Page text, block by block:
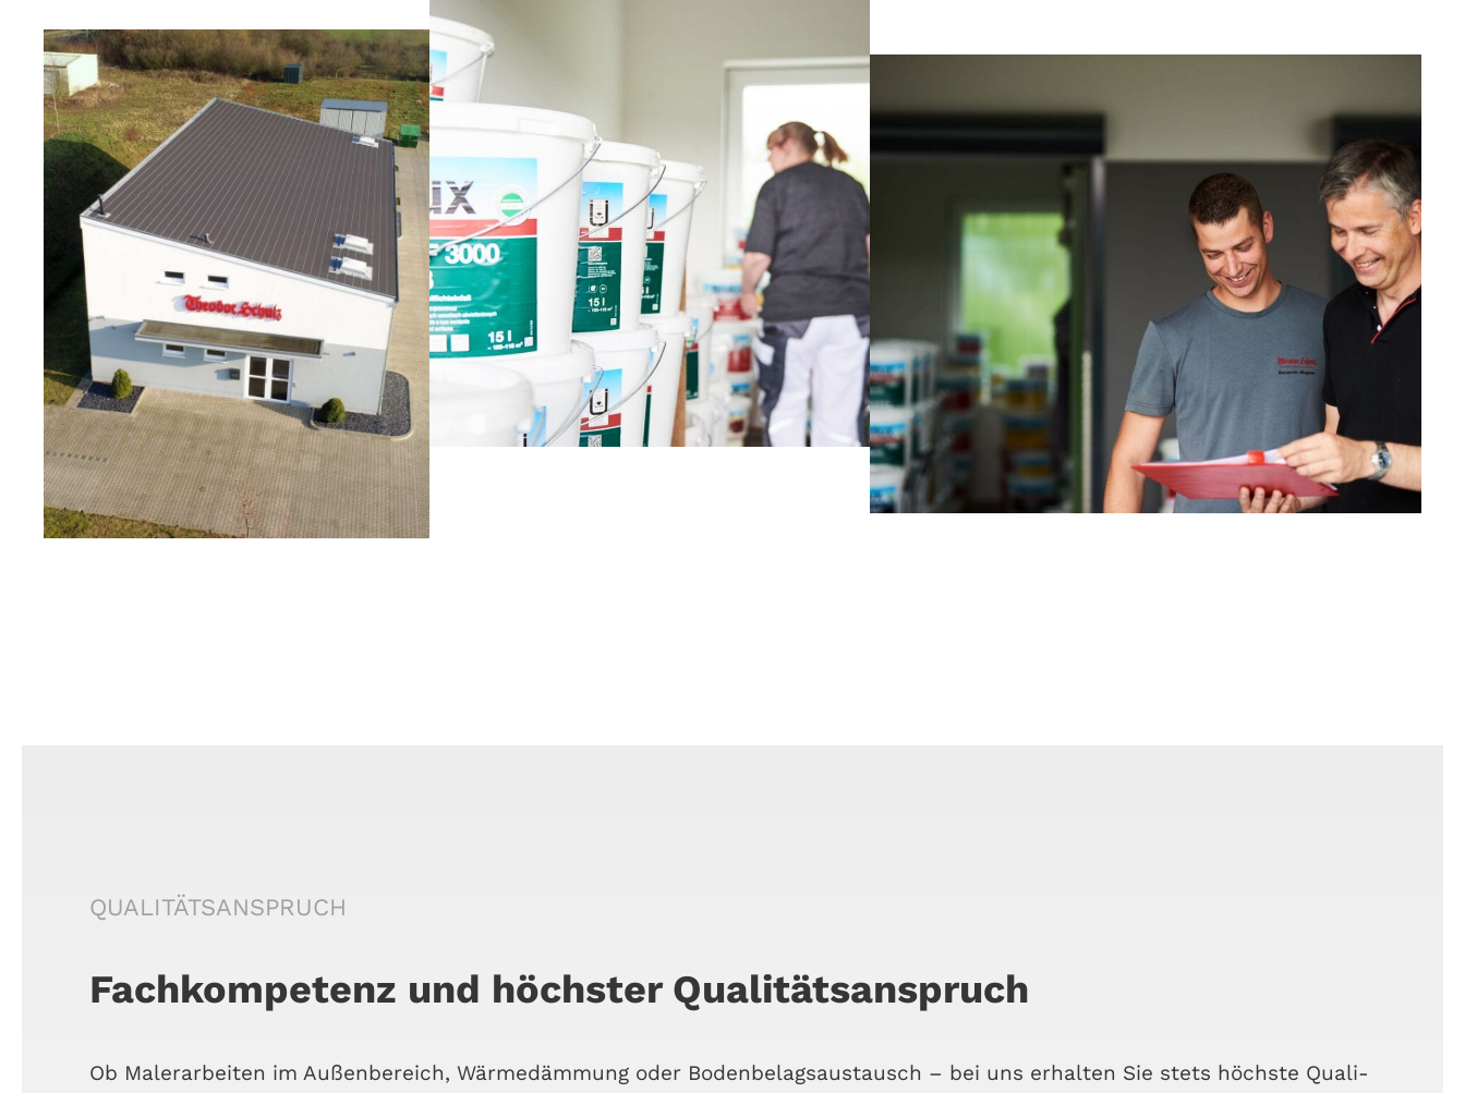
QUA­LI­TÄTS­AN­SPRUCH
Fachkompetenz und höchster Qualitätsanspruch
Ob Maler­ar­bei­ten im Außen­be­reich, Wär­me­däm­mung oder Boden­be­lags­aus­tausch – bei uns erhal­ten Sie stets höchs­te Qua­li­